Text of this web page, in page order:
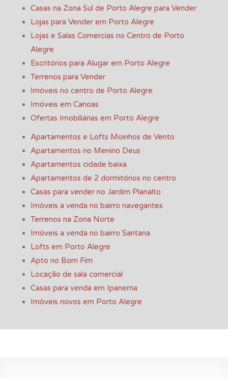
Casas na Zona Sul de Porto Alegre para Vender
Lojas para Vender em Porto Alegre
Lojas e Salas Comercias no Centro de Porto
Alegre
Escritórios para Alugar em Porto Alegre
Terrenos para Vender
Imóveis no centro de Porto Alegre
Imóveis em Canoas
Ofertas Imobiliárias em Porto Alegre
Apartamentos e Lofts Moinhos de Vento
Apartamentos no Menino Deus
Apartamentos cidade baixa
Apartamentos de 2 dormitórios no centro
Casas para vender no Jardim Planalto
Imóveis a venda no bairro navegantes
Terrenos na Zona Norte
Imóveis a venda no bairro Santana
Lofts em Porto Alegre
Apto no Bom Fim
Locação de sala comercial
Casas para venda em Ipanema
Imóveis novos em Porto Alegre